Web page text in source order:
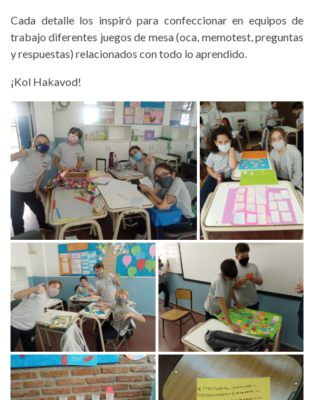
Cada detalle los inspiró para confeccionar en equipos de
trabajo diferentes juegos de mesa (oca, memotest, preguntas
y respuestas) relacionados con todo lo aprendido.
¡Kol Hakavod!